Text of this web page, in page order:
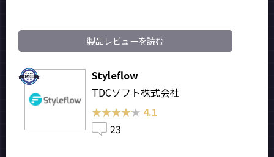
製品レビューを読む
Styleflow
TDCソフト株式会社
★★★★★
★★★★★ 4.1
23